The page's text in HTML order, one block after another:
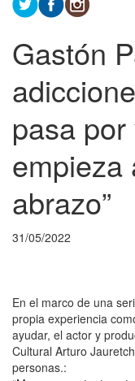
Gastón
pasa
empieza
abrazo”
31/05/2022
En el marco de una
propia experiencia
ayudar, el actor y
Cultural Arturo
personas.: